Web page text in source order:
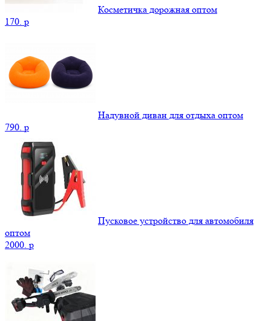
Косметичка дорожная оптом
170. p
Надувной диван для отдыха оптом
790. p
Пусковое устройство для автомобиля
оптом
2000. p